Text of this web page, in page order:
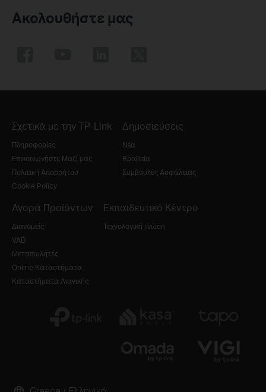
Ακολουθήστε μας
Σχετικά με την TP-Link
Πληροφορίες
Επικοινωνήστε Μαζί μας
Πολιτική Απορρήτου
Cookie Policy
Δημοσιεύσεις
Νέα
Βραβεία
Συμβουλές Ασφάλειας
Αγορά Προϊόντων
Διανομείς
VAD
Μεταπωλητές
Online Καταστήματα
Καταστήματα Λιανικής
Εκπαιδευτικό Κέντρο
Τεχνολογική Γνώση